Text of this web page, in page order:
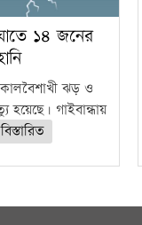
১৪ জনের
কালবৈশাখী ঝড় ও
হয়েছে। গাইবান্ধায়
বিস্তারিত